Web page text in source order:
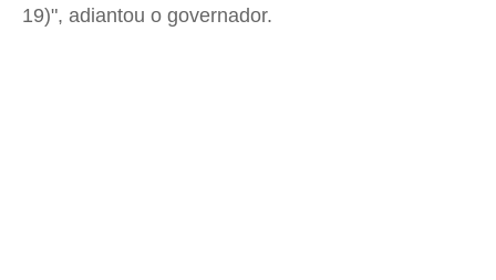
19)", adiantou o governador.